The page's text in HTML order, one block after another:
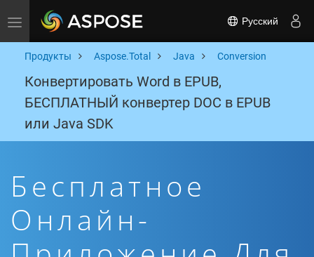
Toggle navigation Русский
Продукты Aspose.Total Java Conversion
Конвертировать Word в EPUB,
БЕСПЛАТНЫЙ конвертер DOC в EPUB
или Java SDK
Бесплатное
Онлайн-